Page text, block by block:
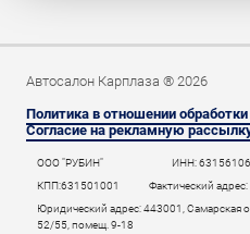
Автосалон Карплаза ® 2026
Политика в отношении
Согласие на рекламную
ООО "РУБИН" ИНН:
КПП:631501001
Фактический
Юридический адрес: 443001, Самарская
52/55, помещ. 9-18